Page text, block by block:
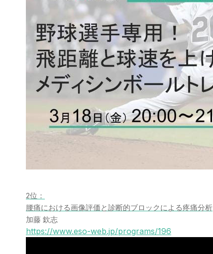
2位：
腰痛における画像評価と診断的ブロックによる疼痛分析
加藤 欽志
https://www.eso-web.jp/programs/196